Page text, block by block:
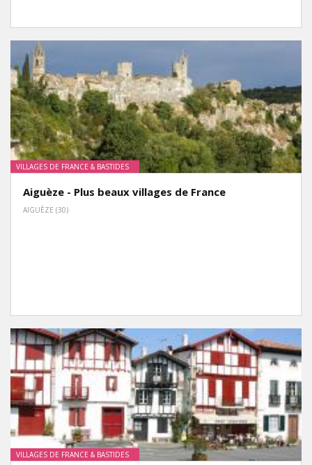
VILLAGES DE FRANCE & BASTIDES
Aiguèze - Plus beaux villages de France
AIGUÈZE (30)
VILLAGES DE FRANCE & BASTIDES